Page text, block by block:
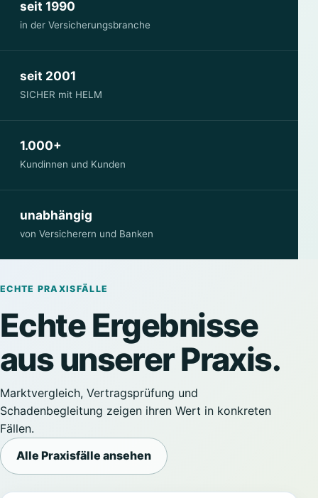
seit 1990
in der Versicherungsbranche
seit 2001
SICHER mit HELM
1.000+
Kundinnen und Kunden
unabhängig
von Versicherern und Banken
ECHTE PRAXISFÄLLE
Echte Ergebnisse
aus unserer Praxis.
Marktvergleich, Vertragsprüfung und
Schadenbegleitung zeigen ihren Wert in konkreten
Fällen.
Alle Praxisfälle ansehen